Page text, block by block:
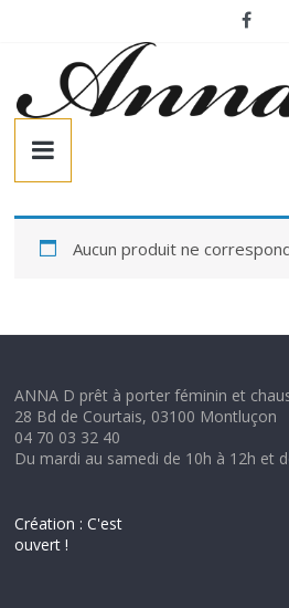
contenu
A
n
n
a
-
D
–
p
Aucun produit ne
ANNA D prêt à porter féminin et
28 Bd de Courtais, 03100 Montluçon
04 70 03 32 40
Du mardi au samedi de 10h à 12h et
Création : C'est
ouvert !